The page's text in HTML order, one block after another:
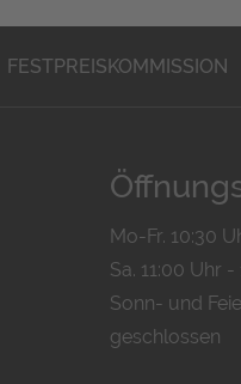
FESTPREISKOMMISSION
Mo-Fr. 10:30
Sa. 11:00 Uhr
Sonn- und
geschlossen